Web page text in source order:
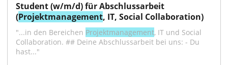
Student (w/m/d) für Abschlussarbeit
(Projektmanagement, IT, Social Collaboration)
"...in den Bereichen Projektmanagement, IT und Social
Collaboration. ## Deine Abschlussarbeit bei uns: - Du
hast..."